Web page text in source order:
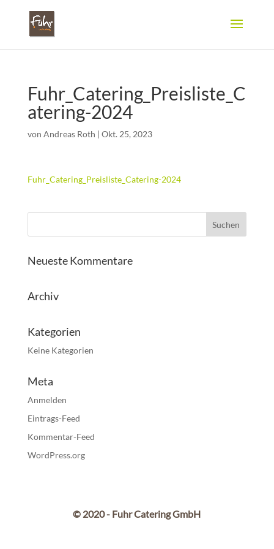
Fuhr_Catering_Preisliste_C
atering-2024
von Andreas Roth | Okt. 25, 2023
Fuhr_Catering_Preisliste_Catering-2024
Neueste Kommentare
Archiv
Kategorien
Keine Kategorien
Meta
Anmelden
Eintrags-Feed
Kommentar-Feed
WordPress.org
© 2020 - Fuhr Catering GmbH